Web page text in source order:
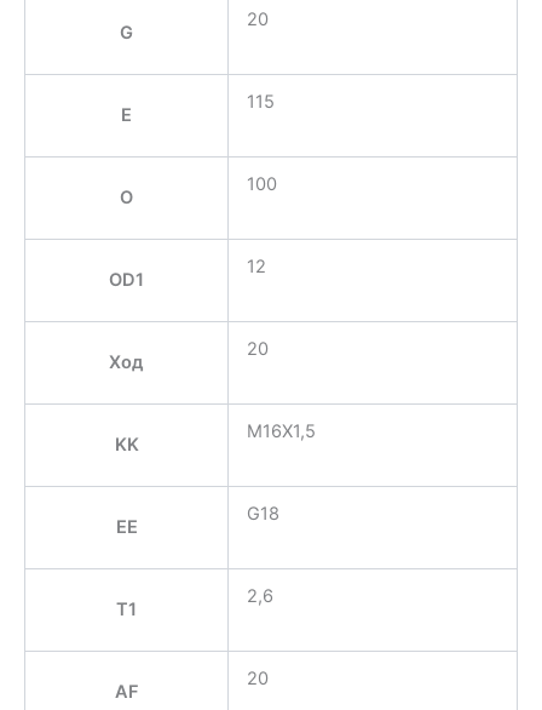
G
20
E
115
O
100
OD1
12
Ход
20
KK
M16X1,5
EE
G18
T1
2,6
AF
20